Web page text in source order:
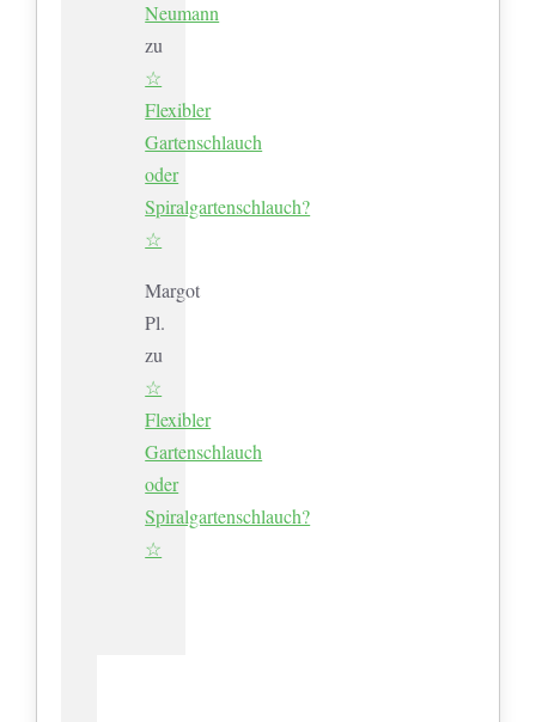
Neumann
zu
☆
Flexibler
Gartenschlauch
oder
Spiralgartenschlauch?
☆
Margot
Pl.
zu
☆
Flexibler
Gartenschlauch
oder
Spiralgartenschlauch?
☆